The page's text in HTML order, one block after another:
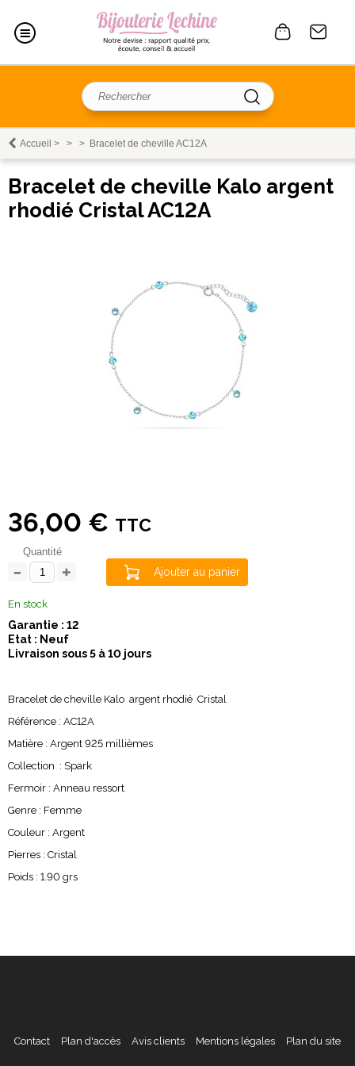
Accueil > > > Bracelet de cheville AC12A
Bracelet de cheville Kalo argent
rhodié Cristal AC12A
36,00 € TTC
Quantité
Ajouter au panier
En stock
Garantie : 12
Etat : Neuf
Livraison sous 5 à 10 jours
Bracelet de cheville Kalo argent rhodié Cristal
Référence : AC12A
Matière : Argent 925 millièmes
Collection : Spark
Fermoir : Anneau ressort
Genre : Femme
Couleur : Argent
Pierres : Cristal
Poids : 1.90 grs
Contact Plan d'accès Avis clients Mentions légales Plan du site